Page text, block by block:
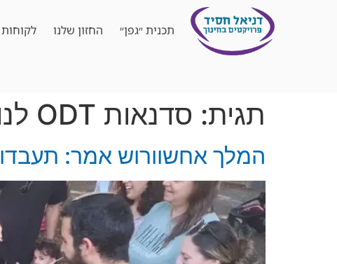
תכנית ״גפן״ החזון שלנו לקוחות
תגית: סדנאות ODT לנוער
המלך אחשוורוש אמר: תעבדו